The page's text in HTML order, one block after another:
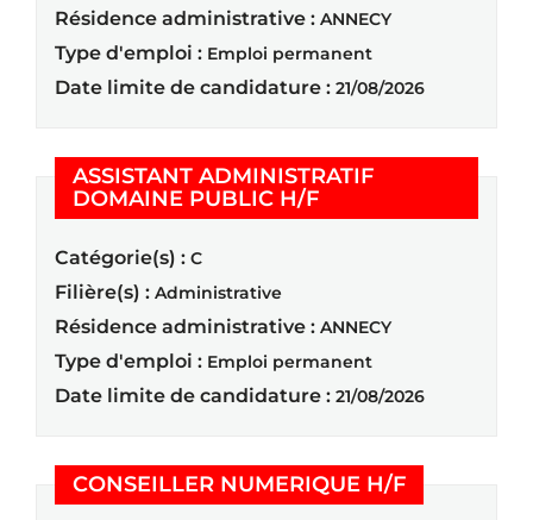
Résidence administrative : ANNECY
Type d'emploi : Emploi permanent
Date limite de candidature : 21/08/2026
ASSISTANT ADMINISTRATIF
DOMAINE PUBLIC H/F(Nouvelle fenêtre)
Catégorie(s) : C
Filière(s) : Administrative
Résidence administrative : ANNECY
Type d'emploi : Emploi permanent
Date limite de candidature : 21/08/2026
CONSEILLER NUMERIQUE H/F(Nouvelle